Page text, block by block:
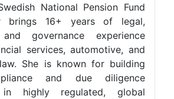
Swedish National Pension Fund
Bahar brings 16+ years of legal,
and governance experience
financial services, automotive, and
law. She is known for building
compliance and due diligence
in highly regulated, global